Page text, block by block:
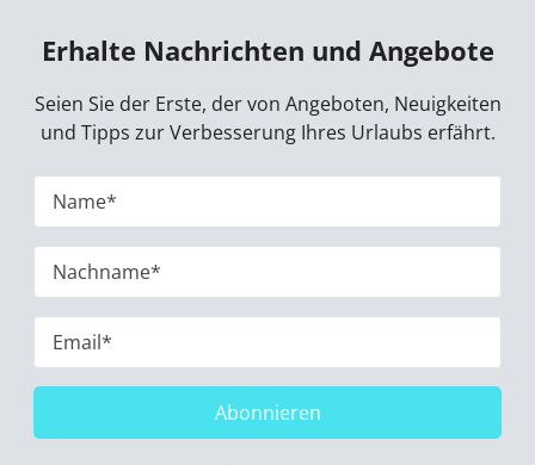
Erhalte Nachrichten und Angebote
Seien Sie der Erste, der von Angeboten, Neuigkeiten
und Tipps zur Verbesserung Ihres Urlaubs erfährt.
Abonnieren